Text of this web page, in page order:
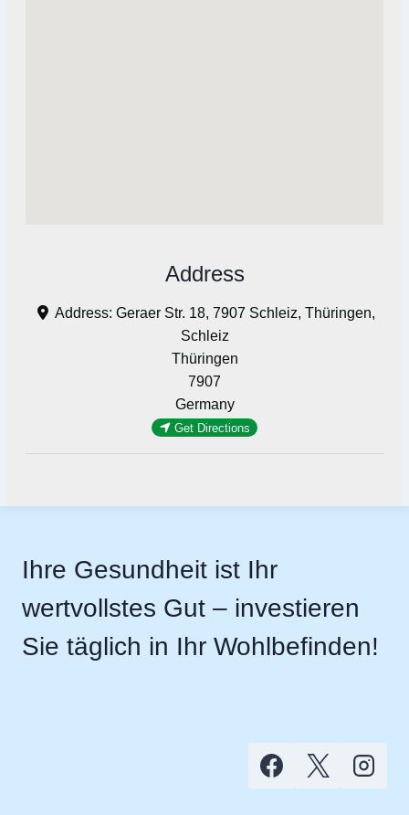
Address
Address:Geraer Str. 18, 7907 Schleiz, Thüringen,
Schleiz
Thüringen
7907
Germany
Get Directions
Ihre Gesundheit ist Ihr
wertvollstes Gut – investieren
Sie täglich in Ihr Wohlbefinden!